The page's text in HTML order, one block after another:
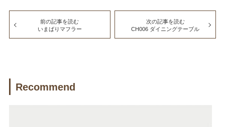
前の記事を読む
いまばりマフラー
次の記事を読む
CH006 ダイニングテーブル
Recommend